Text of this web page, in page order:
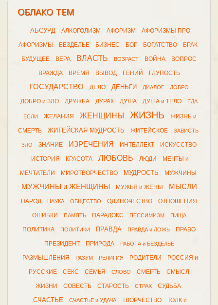
ОБЛАКО ТЕМ
АБСУРД АЛКОГОЛИЗМ АФОРИЗМ АФОРИЗМЫ ПРО
АФОРИЗМЫ БЕЗДЕЛЬЕ БИЗНЕС БОГ БОГАТСТВО БРАК
БУДУЩЕЕ ВЕРА ВЛАСТЬ ВОЗРАСТ ВОЙНА ВОПРОС
ВРАЖДА ВРЕМЯ ВЫВОД ГЕНИЙ ГЛУПОСТЬ
ГОСУДАРСТВО ДЕЛО ДЕНЬГИ ДИАЛОГ ДОБРО
ДОБРО и ЗЛО ДРУЖБА ДУРАК ДУША ДУША и ТЕЛО ЕДА
ЕСЛИ ЖЕЛАНИЯ ЖЕНЩИНЫ ЖИЗНЬ ЖИЗНЬ и
СМЕРТЬ ЖИТЕЙСКАЯ МУДРОСТЬ ЖИТЕЙСКОЕ ЗАВИСТЬ
ЗЛО ЗНАНИЕ ИЗРЕЧЕНИЯ ИНТЕЛЛЕКТ ИСКУССТВО
ИСТОРИЯ КРАСОТА ЛЮБОВЬ ЛЮДИ МЕЧТЫ и
МЕЧТАТЕЛИ МИРОТВОРЧЕСТВО МУДРОСТЬ МУЖЧИНЫ
МУЖЧИНЫ и ЖЕНЩИНЫ МУЖЬЯ и ЖЕНЫ МЫСЛИ
НАРОД НАУКА ОБЩЕСТВО ОДИНОЧЕСТВО ОТНОШЕНИЯ
ОШИБКИ ПАМЯТЬ ПАРАДОКС ПЕССИМИЗМ ПИЩА
ПОЛИТИКА ПОЛИТИКИ ПРАВДА ПРАВДА и ЛОЖЬ ПРАВО
ПРЕЗИДЕНТ ПРИРОДА РАБОТА и БЕЗДЕЛЬЕ
РАЗМЫШЛЕНИЯ РАЗУМ РЕЛИГИЯ РОДИТЕЛИ РОССИЯ и
РУССКИЕ СЕКС СЕМЬЯ СЛОВО СМЕРТЬ СМЫСЛ
ЖИЗНИ СОВЕСТЬ СТАРОСТЬ СТРАХ СУДЬБА
СЧАСТЬЕ СЧАСТЬЕ и УДАЧА ТВОРЧЕСТВО ТОЛК и